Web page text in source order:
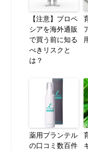
【注意】プロペ
シアを海外通販
で買う前に知る
べきリスクと
は？
薬用プランテル
の口コミ数百件